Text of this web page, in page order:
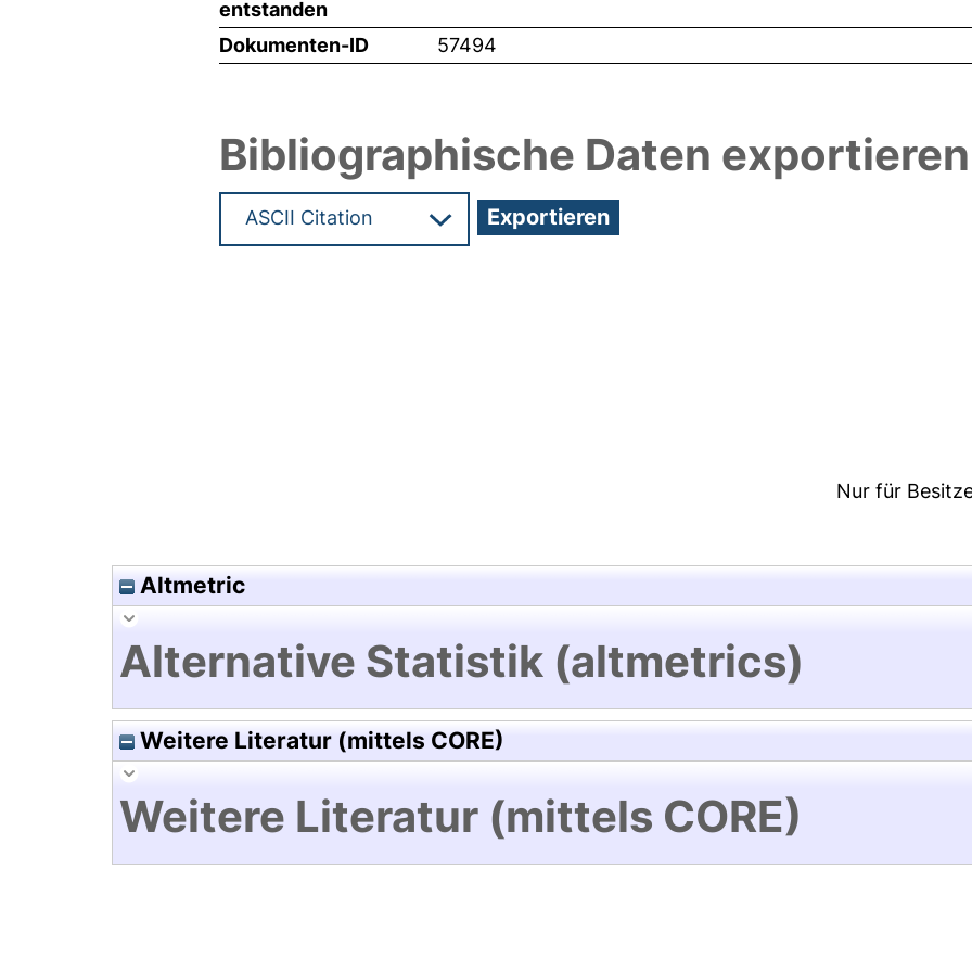
entstanden
Dokumenten-ID
57494
Bibliographische Daten exportieren
Nur für
Altmetric
Alternative Statistik (altmetrics)
Weitere Literatur (mittels CORE)
Weitere Literatur (mittels CORE)